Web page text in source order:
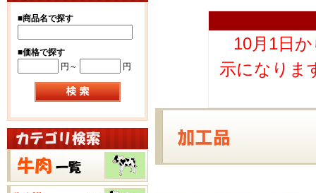
■商品名で探す
■価格で探す
円～
円
10月1日
示になりま